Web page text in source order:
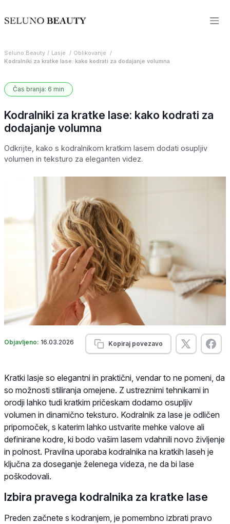
Seluno Beauty Lasje
Oblikovanje
Kodralniki za kratke lase: kako kodrati za dodajanje volumna
Čas branja: 6 min
Kodralniki za kratke lase: kako kodrati za
dodajanje volumna
Odkrijte, kako s kodralnikom kratkim lasem dodati osupljiv
volumen in teksturo za eleganten videz.
Objavljeno: 16.03.2026 Kopiraj povezavo
Kratki lasje so elegantni in praktični, vendar to ne pomeni, da
so možnosti stiliranja omejene. Z ustreznimi tehnikami in
orodji lahko tudi kratkim pričeskam dodamo osupljiv
volumen in dinamično teksturo. Kodralnik za lase je odličen
pripomoček, s katerim lahko ustvarite mehke valove ali
definirane kodre, ki bodo vašim lasem vdahnili novo življenje
in polnost. Pravilna uporaba kodralnika na kratkih laseh je
ključna za doseganje želenega videza, ne da bi lase
poškodovali.
Izbira pravega kodralnika za kratke lase
Preden začnete s kodranjem, je pomembno izbrati pravo